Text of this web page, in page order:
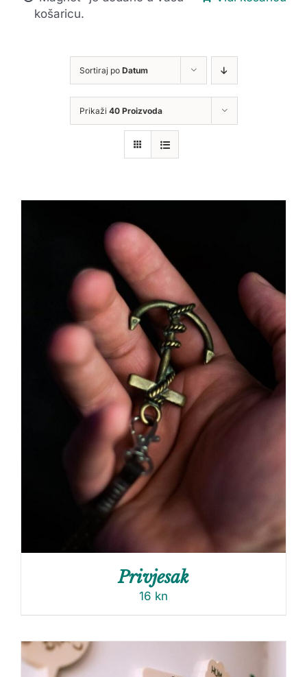
košaricu.
Sortiraj po Datum
Prikaži 40 Proizvoda
Privjesak
16 kn